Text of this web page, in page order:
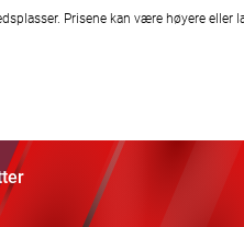
Prisene kan være høyere eller